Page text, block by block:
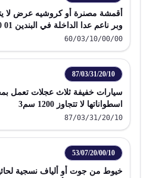
وبر ناعم عدا الداخلة في البندين 01 60 02 60
60/03/10/00/00
87/03/31/20/10
سيارات خفيفة ثلاث عجلات تعمل
اسطواناتها لا تتجاوز 1200 سم3
87/03/31/20/10
53/07/20/00/10